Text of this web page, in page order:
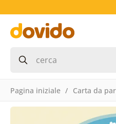
Pagina iniziale Carta da